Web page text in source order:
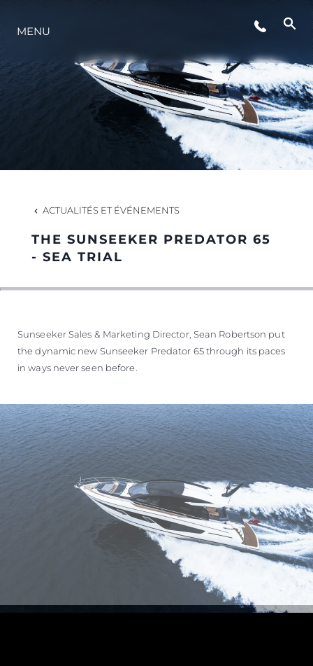
STYLE DE VIE
L'INNOVATION
LA SOCIÉTÉ
NOTRE ÉQUIPE
NOTRE HÉRITAGE
MENU
ACTUALITÉS ET ÉVÉNEMENTS
THE SUNSEEKER PREDATOR 65
- SEA TRIAL
Sunseeker Sales & Marketing Director, Sean Robertson put
the dynamic new Sunseeker Predator 65 through its paces
in ways never seen before.